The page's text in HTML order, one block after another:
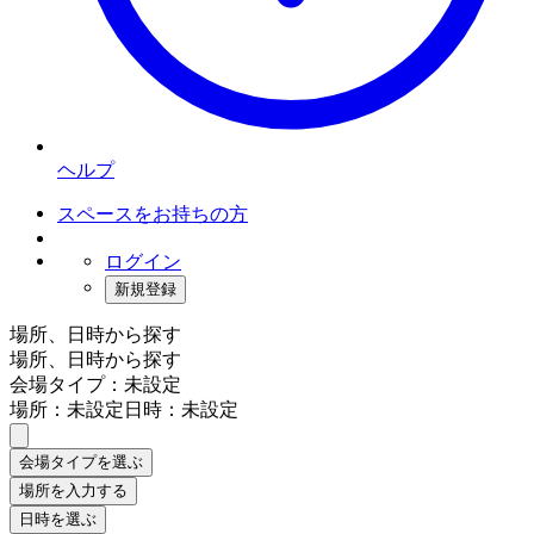
ヘルプ
スペースをお持ちの方
ログイン
新規登録
場所、日時から探す
場所、日時から探す
会場タイプ：未設定
場所：未設定日時：未設定
会場タイプを選ぶ
場所を入力する
日時を選ぶ